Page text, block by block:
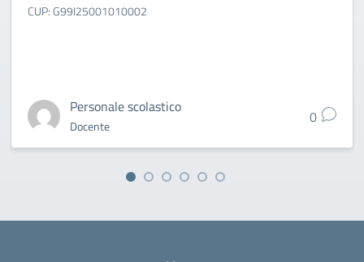
CUP: G99I25001010002
Personale scolastico
Docente 0